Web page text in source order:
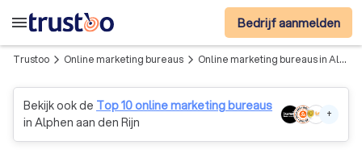
menu Bedrijf aanmelden
Trustoo arrow_forward_ios Online marketing bureaus arrow_forward_ios Online marketing bureaus in Alphen aan den Rijn
Bekijk ook de Top 10 online marketing bureaus
in Alphen aan den Rijn
+